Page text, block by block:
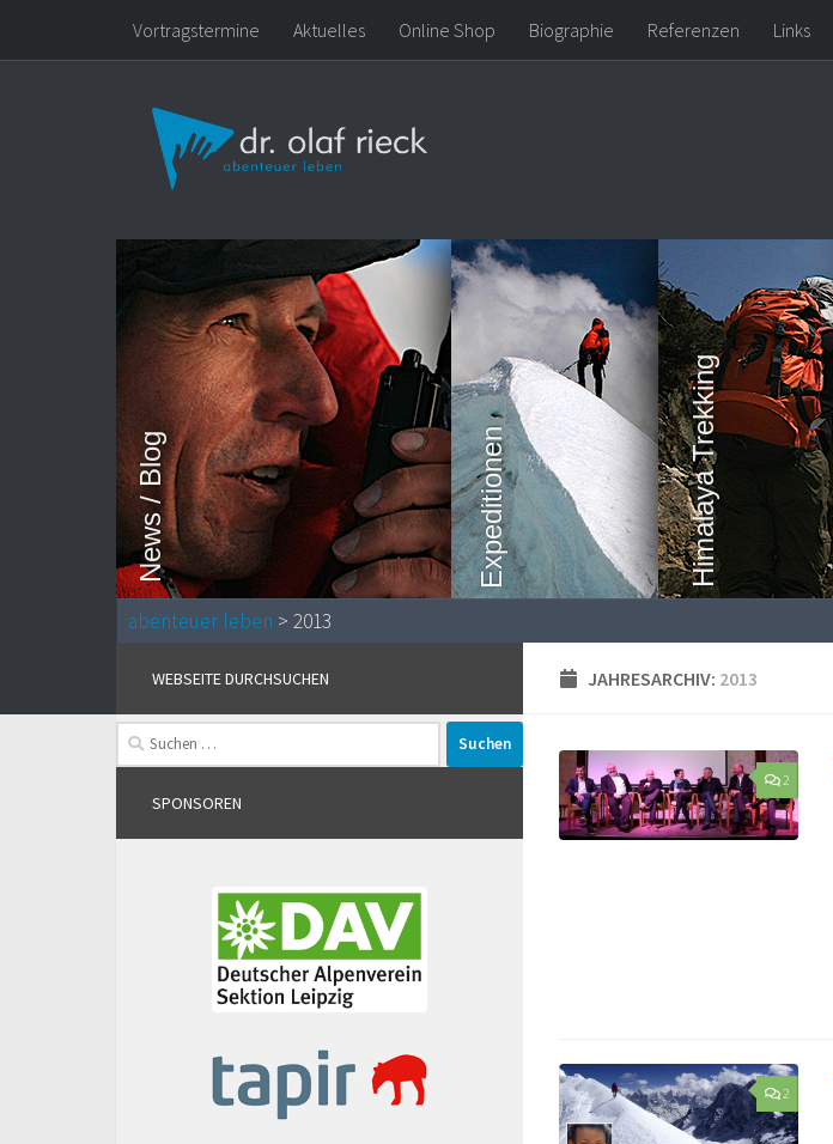
Zum Inhalt springen
Vortragstermine Aktuelles Online Shop Biographie Referenzen Links
News / Blog
abenteuer leben > 2013
JAHRESARCHIV: 2013
2
2
WEBSEITE DURCHSUCHEN
Suchen
nach:
SPONSOREN